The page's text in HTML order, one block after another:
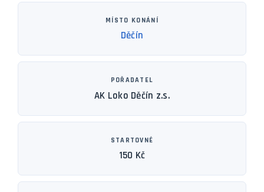
MÍSTO KONÁNÍ
Děčín
POŘADATEL
AK Loko Děčín z.s.
STARTOVNÉ
150 Kč